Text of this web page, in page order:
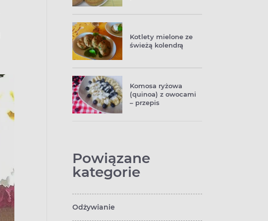
Kotlety mielone ze
świeżą kolendrą
Komosa ryżowa
(quinoa) z owocami
– przepis
Powiązane
kategorie
Odżywianie